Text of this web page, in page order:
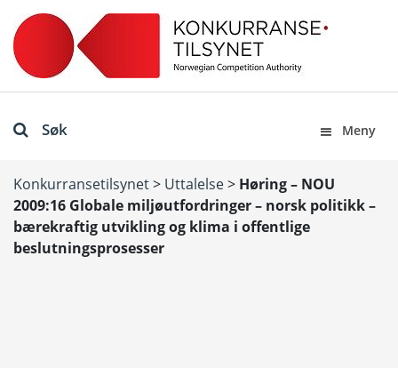
Søk Meny
Konkurransetilsynet> Uttalelse> Høring – NOU
2009:16 Globale miljøutfordringer – norsk politikk –
bærekraftig utvikling og klima i offentlige
beslutningsprosesser